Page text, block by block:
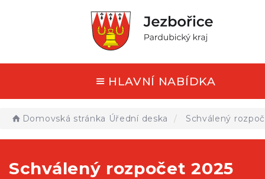
HLAVNÍ NABÍDKA
Domovská stránka Úřední deska Schválený
Schválený rozpočet 2025